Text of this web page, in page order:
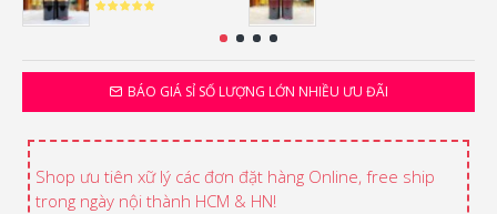
BÁO GIÁ SỈ SỐ LƯỢNG LỚN NHIỀU ƯU ĐÃI
Shop ưu tiên xữ lý các đơn đặt hàng Online, free ship
trong ngày nội thành HCM & HN!